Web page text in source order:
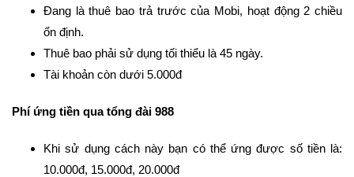
Đang là thuê bao trả trước của Mobi, hoạt động 2 chiều
ổn định.
Thuê bao phải sử dụng tối thiểu là 45 ngày.
Tài khoản còn dưới 5.000đ
Phí ứng tiền qua tổng đài 988
Khi sử dụng cách này bạn có thể ứng được số tiền là:
10.000đ, 15.000đ, 20.000đ